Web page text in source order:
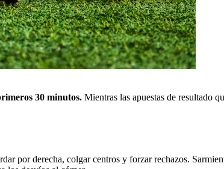
30 minutos. Mientras las apuestas de resultado
por derecha, colgar centros y forzar rechazos.